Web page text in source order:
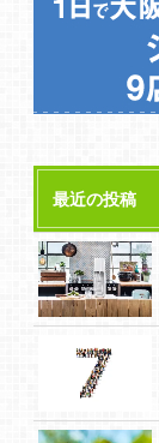
最近の投稿